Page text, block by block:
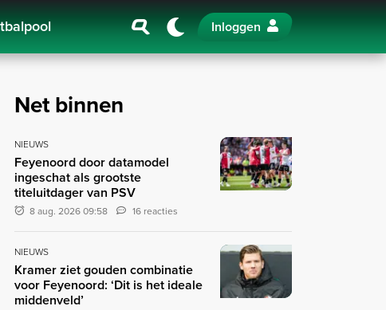
Inloggen
Net binnen
NIEUWS
Feyenoord door datamodel
ingeschat als grootste
titeluitdager van PSV
8 aug. 2026 09:58 16 reacties
NIEUWS
Kramer ziet gouden combinatie
voor Feyenoord: ‘Dit is het ideale
middenveld’